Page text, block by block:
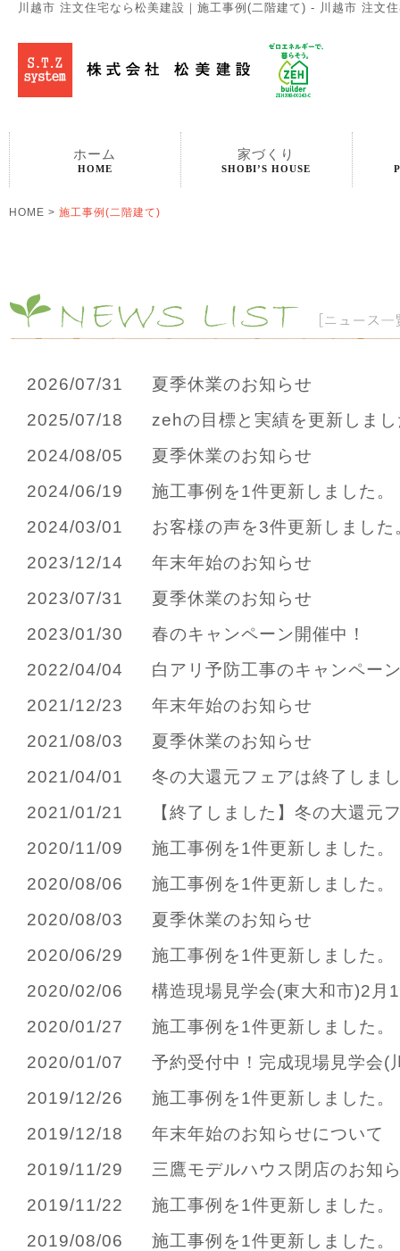
川越市 注文住宅なら松美建設｜施工事例(二階建て) - 川越市 注文
ホーム
HOME
家づくり
SHOBI’S HOUSE
HOME > 施工事例(二階建て)
2026/07/31 夏季休業のお知らせ
2025/07/18 zehの目標と実績を更新しま
2024/08/05 夏季休業のお知らせ
2024/06/19 施工事例を1件更新しました。
2024/03/01 お客様の声を3件更新しました
2023/12/14 年末年始のお知らせ
2023/07/31 夏季休業のお知らせ
2023/01/30 春のキャンペーン開催中！
2022/04/04 白アリ予防工事のキャンペー
2021/12/23 年末年始のお知らせ
2021/08/03 夏季休業のお知らせ
2021/04/01 冬の大還元フェアは終了しま
2021/01/21
【終了しました】冬の大還元
2020/11/09 施工事例を1件更新しました。
2020/08/06 施工事例を1件更新しました。
2020/08/03 夏季休業のお知らせ
2020/06/29 施工事例を1件更新しました。
2020/02/06 構造現場見学会(東大和市)2月
2020/01/27 施工事例を1件更新しました。
2020/01/07 予約受付中！完成現場見学会(
2019/12/26 施工事例を1件更新しました。
2019/12/18 年末年始のお知らせについて
2019/11/29 三鷹モデルハウス閉店のお知
2019/11/22 施工事例を1件更新しました。
2019/08/06 施工事例を1件更新しました。